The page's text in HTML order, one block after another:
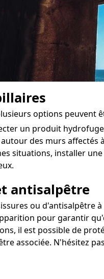
options peuvent
un produit
des murs
situations, installer
antisalpêtre
ou d'antisalpêtre
pour garantir
il est possible de
associée. N'hésitez